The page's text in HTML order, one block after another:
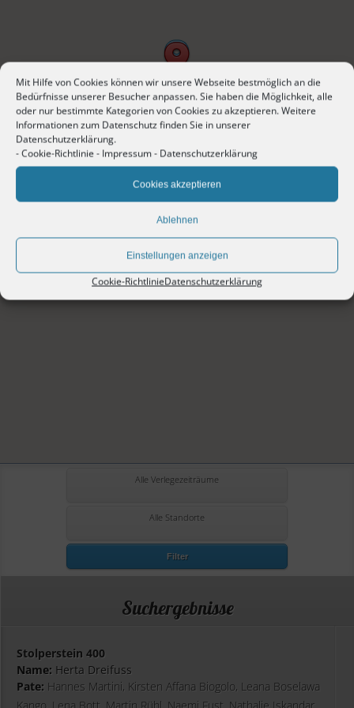
Mit Hilfe von Cookies können wir unsere Webseite bestmöglich an die
Bedürfnisse unserer Besucher anpassen. Sie haben die Möglichkeit, alle
oder nur bestimmte Kategorien von Cookies zu akzeptieren. Weitere
Informationen zum Datenschutz finden Sie in unserer
Datenschutzerklärung.
-Cookie-Richtlinie- Impressum- Datenschutzerklärung
Cookies akzeptieren
Ablehnen
Einstellungen anzeigen
Cookie-RichtlinieDatenschutzerklärung
Alle Verlegezeiträume
Alle Standorte
Filter
Suchergebnisse
Stolperstein 400
Name: Herta Dreifuss
Pate: Hannes Martini, Kirsten Affana Biogolo, Leana Boselawa